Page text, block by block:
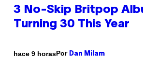
3 No-Skip Britpop
Turning 30 This Year
hace 9 horasPor Dan Milam